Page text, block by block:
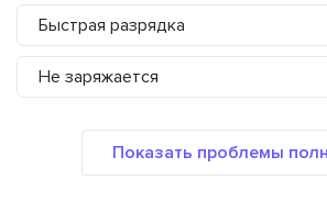
Быстрая разрядка
Не заряжается